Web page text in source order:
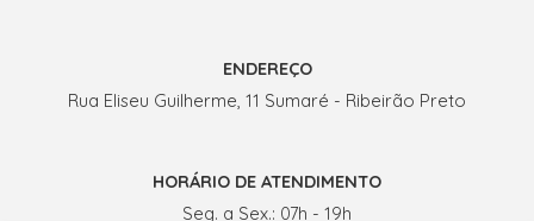
ENDEREÇO
Rua Eliseu Guilherme, 11 Sumaré - Ribeirão Preto
HORÁRIO DE ATENDIMENTO
Seg. a Sex.: 07h - 19h